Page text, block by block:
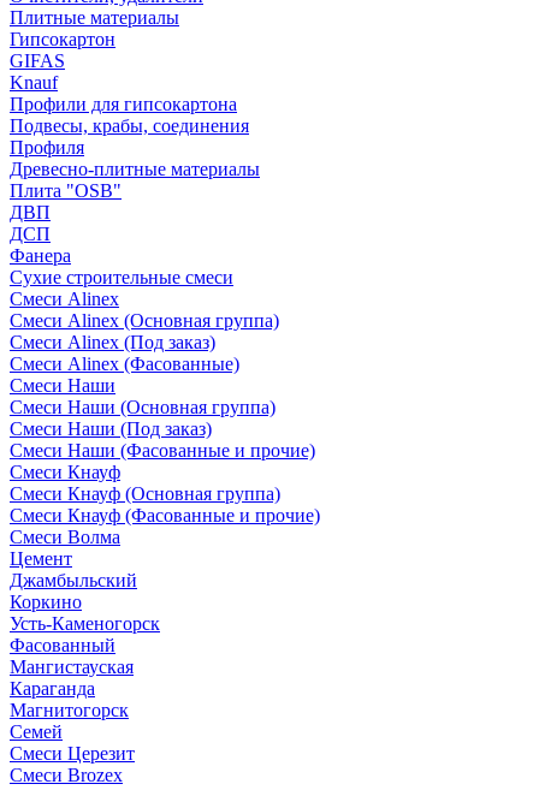
Плитные материалы
Гипсокартон
GIFAS
Knauf
Профили для гипсокартона
Подвесы, крабы, соединения
Профиля
Древесно-плитные материалы
Плита "OSB"
ДВП
ДСП
Фанера
Сухие строительные смеси
Смеси Alinex
Смеси Alinex (Основная группа)
Смеси Alinex (Под заказ)
Смеси Alinex (Фасованные)
Смеси Наши
Смеси Наши (Основная группа)
Смеси Наши (Под заказ)
Смеси Наши (Фасованные и прочие)
Смеси Кнауф
Смеси Кнауф (Основная группа)
Смеси Кнауф (Фасованные и прочие)
Смеси Волма
Цемент
Джамбыльский
Коркино
Усть-Каменогорск
Фасованный
Мангистауская
Караганда
Магнитогорск
Семей
Смеси Церезит
Смеси Brozex